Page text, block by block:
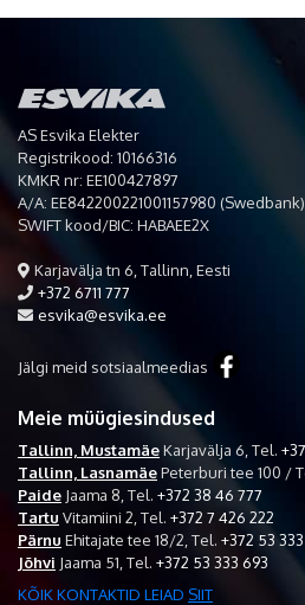
AS Esvika Elekter
Registrikood: 10166316
KMKR nr: EE100427897
A/A: EE842200221001157980 (Swedbank)
SWIFT kood/BIC: HABAEE2X
Karjavälja tn 6, Tallinn, Eesti
+372 6711 777
esvika@esvika.ee
Jälgi meid sotsiaalmeedias
Meie müügiesindused
Tallinn, MustamäeKarjavälja 6, Tel.
Tallinn, LasnamäePeterburi tee 100 /
Paide Jaama 8, Tel. +372 38 46 777
Tartu Vitamiini 2, Tel. +372 7 426 222
Pärnu Ehitajate tee 18/2, Tel. +372 53
Jõhvi Jaama 51, Tel. +372 53 333 693
KÕIK KONTAKTID LEIAD SIIT